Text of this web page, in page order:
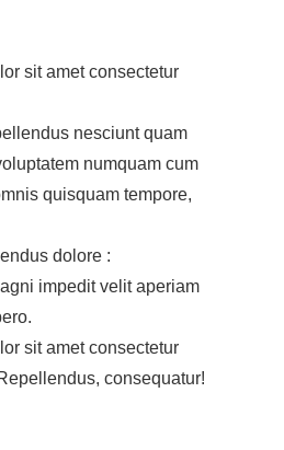
sit amet consectetur
nesciunt quam
numquam cum
quisquam tempore,
dolore :
impedit velit aperiam
sit amet consectetur
consequatur!